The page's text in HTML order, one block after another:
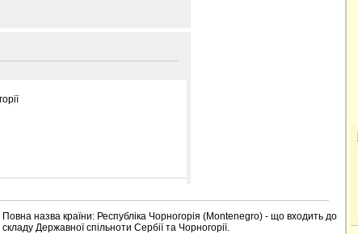
на нашому сайті
на вимогу
Повна назва країни: Республіка Чорногорія (Montenegro) - що входить до
складу Державної спільноти Сербії та Чорногорії.